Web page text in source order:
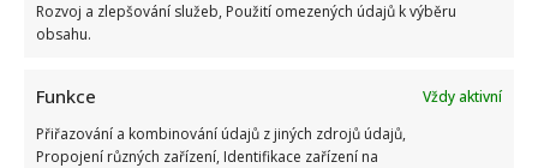
Rozvoj a zlepšování služeb, Použití omezených údajů k výběru
obsahu.
Funkce
Vždy aktivní
Přiřazování a kombinování údajů z jiných zdrojů údajů,
Propojení různých zařízení, Identifikace zařízení na
Kvíz o postavách z českých filmů: Kdo správně přiřadí všech
10 hrdinů, ten má vynikající přehled